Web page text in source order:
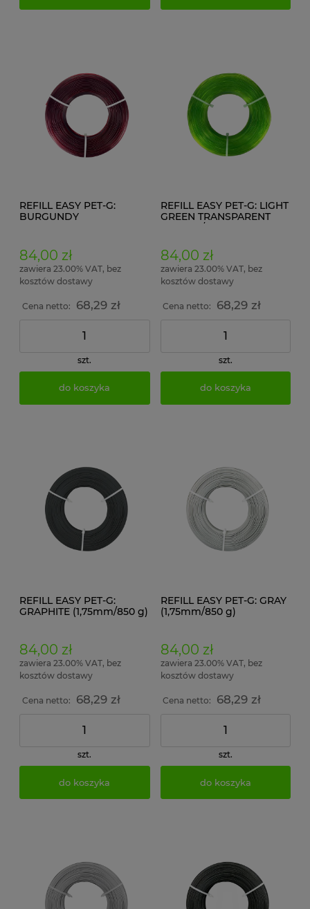
REFILL EASY PET-G:
BURGUNDY
84,00 zł
zawiera 23.00% VAT, bez
kosztów dostawy
Cena netto: 68,29 zł
szt.
do koszyka
REFILL EASY PET-G: LIGHT
GREEN TRANSPARENT
84,00 zł
zawiera 23.00% VAT, bez
kosztów dostawy
Cena netto: 68,29 zł
szt.
do koszyka
REFILL EASY PET-G:
GRAPHITE (1,75mm/850 g)
84,00 zł
zawiera 23.00% VAT, bez
kosztów dostawy
Cena netto: 68,29 zł
szt.
do koszyka
REFILL EASY PET-G: GRAY
(1,75mm/850 g)
84,00 zł
zawiera 23.00% VAT, bez
kosztów dostawy
Cena netto: 68,29 zł
szt.
do koszyka